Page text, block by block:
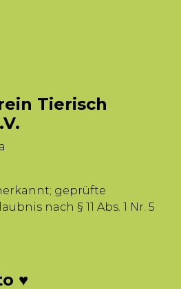
Tierisch
geprüfte
nach § 11 Abs. 1 Nr. 5
♥